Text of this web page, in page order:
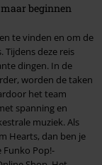
beginnen
te vinden en om de
Tijdens deze reis
dingen. In de
worden de taken
het team
spanning en
muziek. Als
Hearts, dan ben je
Funko Pop!-